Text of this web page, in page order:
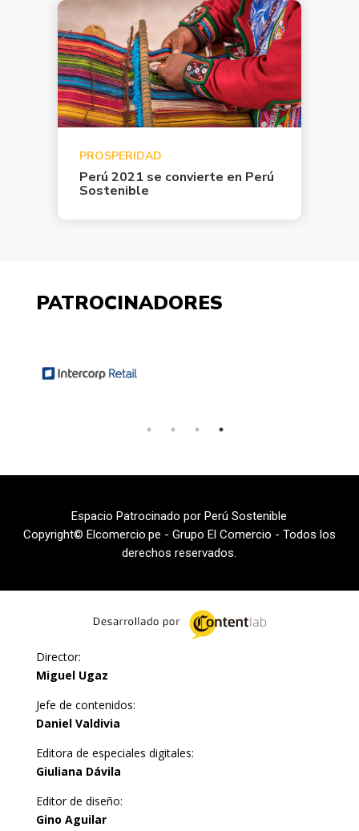
PROSPERIDAD
Perú 2021 se convierte en Perú
Sostenible
PATROCINADORES
Espacio Patrocinado por Perú Sostenible
Copyright© Elcomercio.pe - Grupo El Comercio - Todos los
derechos reservados.
Director:
Miguel Ugaz
Jefe de contenidos:
Daniel Valdivia
Editora de especiales digitales:
Giuliana Dávila
Editor de diseño:
Gino Aguilar